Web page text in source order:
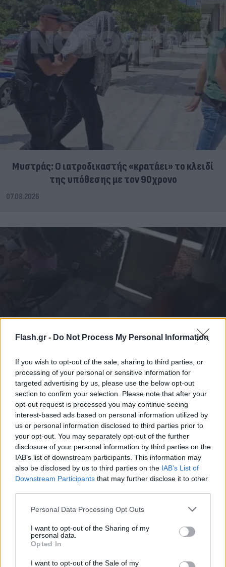
Flash.gr - Do Not Process My Personal Information
If you wish to opt-out of the sale, sharing to third parties, or
processing of your personal or sensitive information for
targeted advertising by us, please use the below opt-out
section to confirm your selection. Please note that after your
opt-out request is processed you may continue seeing
interest-based ads based on personal information utilized by
us or personal information disclosed to third parties prior to
your opt-out. You may separately opt-out of the further
disclosure of your personal information by third parties on the
IAB’s list of downstream participants. This information may
also be disclosed by us to third parties on the IAB’s List of
Downstream Participants that may further disclose it to other
Please note that this website/app uses one or more Google
not limited to your visit or usage behaviour. You may click to
grant or deny consent to Google and its third-party tags to
use your data for below specified purposes in below Google
consent section.
Personal Data Processing Opt Outs
I want to opt-out of the Sharing of my
personal data.
Opted In
I want to opt-out of the Sale of my
Μυστράς: Ο ιατροδικαστής «κρατάει» το κλειδί
της υπόθεσης με τον 90χρονο
07.08.2026
Αδιανόητη καταγγελία για τουρίστα στην Κρήτη:
Έδειχνε ανήλικη και ρωτούσε «πόσο;»